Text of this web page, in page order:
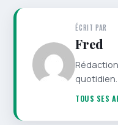
ÉCRIT PAR
Fred
quotidien.
TOUS SES